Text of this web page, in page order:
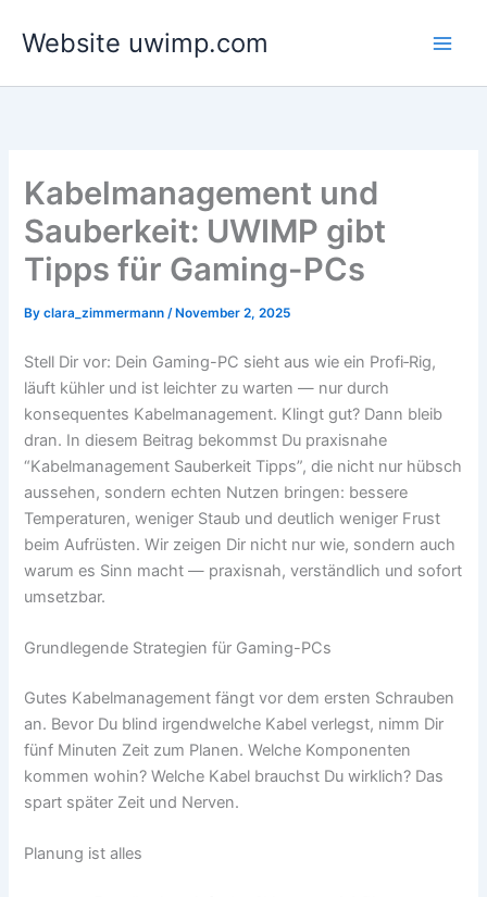
Website uwimp.com
Kabelmanagement und
Sauberkeit: UWIMP gibt
Tipps für Gaming-PCs
Byclara_zimmermann/ November 2, 2025
Stell Dir vor: Dein Gaming-PC sieht aus wie ein Profi‑Rig,
läuft kühler und ist leichter zu warten — nur durch
konsequentes Kabelmanagement. Klingt gut? Dann bleib
dran. In diesem Beitrag bekommst Du praxisnahe
“Kabelmanagement Sauberkeit Tipps”, die nicht nur hübsch
aussehen, sondern echten Nutzen bringen: bessere
Temperaturen, weniger Staub und deutlich weniger Frust
beim Aufrüsten. Wir zeigen Dir nicht nur wie, sondern auch
warum es Sinn macht — praxisnah, verständlich und sofort
umsetzbar.
Grundlegende Strategien für Gaming-PCs
Gutes Kabelmanagement fängt vor dem ersten Schrauben
an. Bevor Du blind irgendwelche Kabel verlegst, nimm Dir
fünf Minuten Zeit zum Planen. Welche Komponenten
kommen wohin? Welche Kabel brauchst Du wirklich? Das
spart später Zeit und Nerven.
Planung ist alles